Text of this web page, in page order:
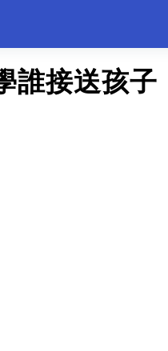
誰接送孩